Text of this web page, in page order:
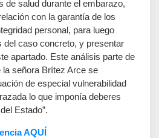
de salud durante el embarazo,
con la garantía de los
personal, para luego
del caso concreto, y presentar
apartado. Este análisis parte de
la señora Brítez Arce se
de especial vulnerabilidad
lo que imponía deberes
Estado”.
AQUÍ